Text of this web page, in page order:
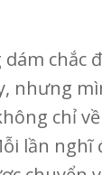
chắc
nhưng
chỉ
lần nghĩ